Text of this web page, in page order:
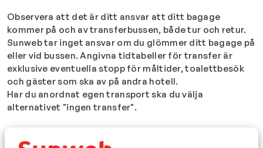
Observera att det är ditt ansvar att ditt bagage
kommer på och av transferbussen, både tur och retur.
Sunweb tar inget ansvar om du glömmer ditt bagage på
eller vid bussen.Angivna tidtabeller för transfer är
exklusive eventuella stopp för måltider, toalettbesök
och gäster som ska av på andra hotell.
Har du anordnat egen transport ska du välja
alternativet "ingen transfer".